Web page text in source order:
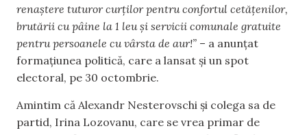
renaștere tuturor curților pentru confortul cetățenilor,
brutării cu pâine la 1 leu și servicii comunale gratuite
pentru persoanele cu vârsta de aur!” – a anunțat
formațiunea politică, care a lansat și un spot
electoral, pe 30 octombrie.
Amintim că Alexandr Nesterovschi și colega sa de
partid, Irina Lozovanu, care se vrea primar de